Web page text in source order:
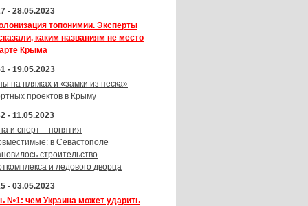
- 28.05.2023
топонимии. Эксперты
каким названиям не место
Крыма
- 19.05.2023
на пляжах и «замки из песка»
проектов в Крыму
- 11.05.2023
и спорт – понятия
в Севастополе
строительство
и ледового дворца
- 03.05.2023
№1: чем Украина может ударить